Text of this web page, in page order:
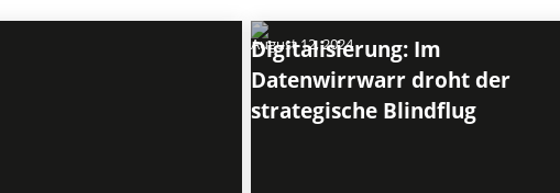
August 12, 2024
Digitalisierung: Im
Datenwirrwarr droht der
strategische Blindflug